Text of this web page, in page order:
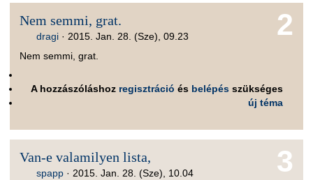
2
Nem semmi, grat.
dragi ·2015. Jan. 28. (Sze), 09.23
Nem semmi, grat.
A hozzászóláshoz regisztráció és belépés szükséges
új téma
3
Van-e valamilyen lista,
spapp ·2015. Jan. 28. (Sze), 10.04